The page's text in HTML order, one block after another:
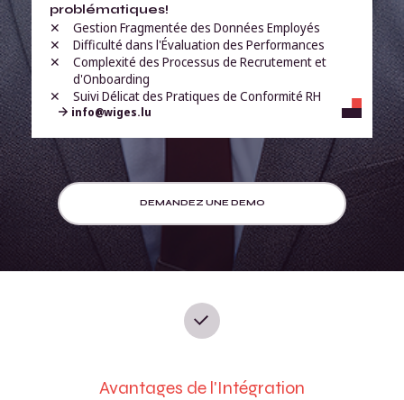
problématiques!
Gestion Fragmentée des Données Employés
Difficulté dans l'Évaluation des Performances
Complexité des Processus de Recrutement et
d'Onboarding
Suivi Délicat des Pratiques de Conformité RH
info@wiges.lu
DEMANDEZ UNE DEMO
Avantages de l'Intégration